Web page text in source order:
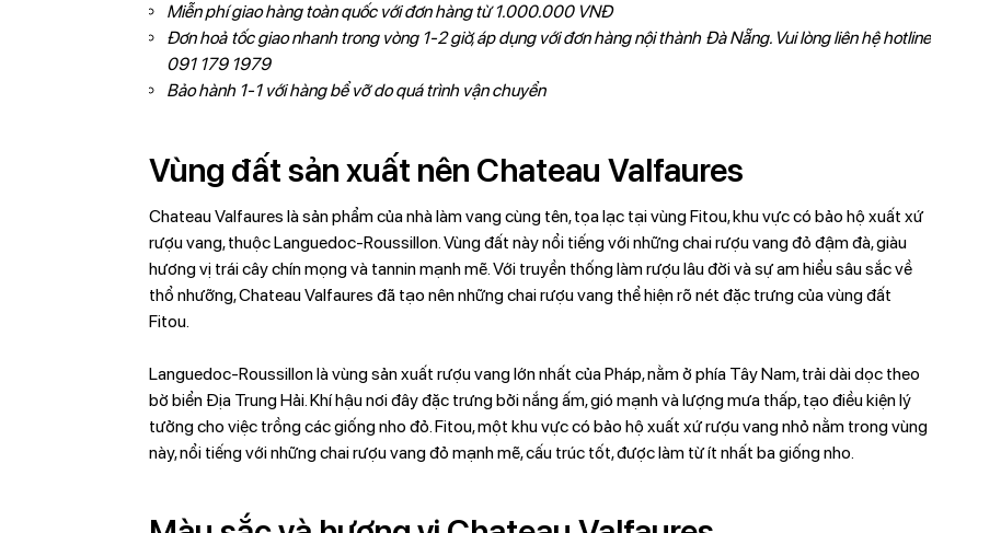
Miễn phí giao hàng toàn quốc với đơn hàng từ 1.000.000 VNĐ
Đơn hoả tốc giao nhanh trong vòng 1-2 giờ, áp dụng với đơn hàng nội thành Đà Nẵng. Vui lòng liên hệ hotline
091 179 1979
Bảo hành 1-1 với hàng bể vỡ do quá trình vận chuyển
Vùng đất sản xuất nên Chateau Valfaures
Chateau Valfaures là sản phẩm của nhà làm vang cùng tên, tọa lạc tại vùng Fitou, khu vực có bảo hộ xuất xứ
rượu vang, thuộc Languedoc-Roussillon. Vùng đất này nổi tiếng với những chai rượu vang đỏ đậm đà, giàu
hương vị trái cây chín mọng và tannin mạnh mẽ. Với truyền thống làm rượu lâu đời và sự am hiểu sâu sắc về
thổ nhưỡng, Chateau Valfaures đã tạo nên những chai rượu vang thể hiện rõ nét đặc trưng của vùng đất
Fitou.
Languedoc-Roussillon là vùng sản xuất rượu vang lớn nhất của Pháp, nằm ở phía Tây Nam, trải dài dọc theo
bờ biển Địa Trung Hải. Khí hậu nơi đây đặc trưng bởi nắng ấm, gió mạnh và lượng mưa thấp, tạo điều kiện lý
tưởng cho việc trồng các giống nho đỏ. Fitou, một khu vực có bảo hộ xuất xứ rượu vang nhỏ nằm trong vùng
này, nổi tiếng với những chai rượu vang đỏ mạnh mẽ, cấu trúc tốt, được làm từ ít nhất ba giống nho.